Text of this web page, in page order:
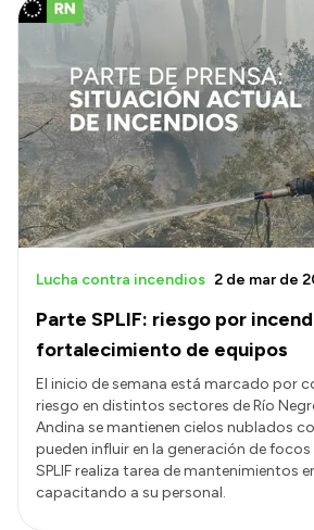
Parte SPLIF: riesgo por
fortalecimiento de equipos
Lucha contra incendios 2 de mar de
El inicio de semana está marcado por
riesgo en distintos sectores de Río
Andina se mantienen cielos nublados
pueden influir en la generación de focos
SPLIF realiza tarea de mantenimientos
capacitando a su personal.